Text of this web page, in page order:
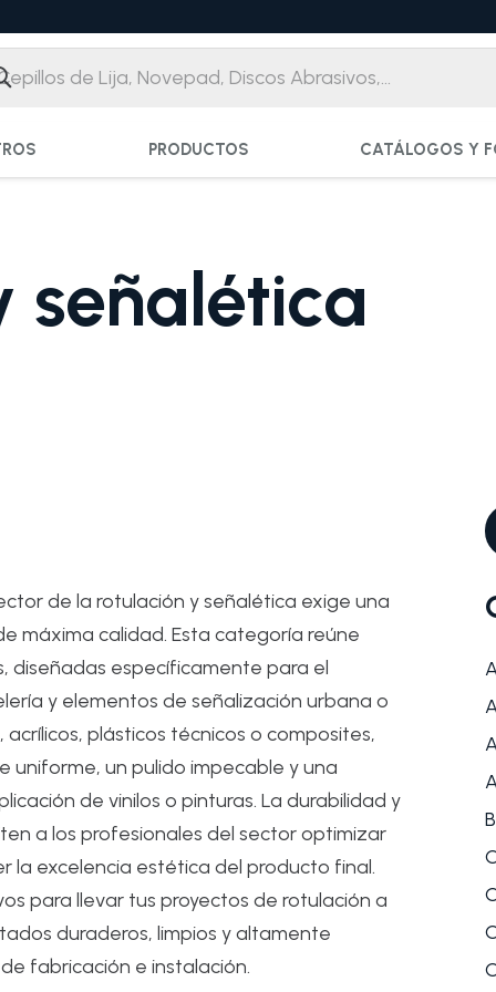
PRODUCTOS CATÁLOGOS Y
señalética
de la rotulación y señalética exige una
máxima calidad. Esta categoría reúne
diseñadas específicamente para el
y elementos de señalización urbana o
plásticos técnicos o composites,
un pulido impecable y una
de vinilos o pinturas. La durabilidad y
a los profesionales del sector optimizar
la excelencia estética del producto final.
para llevar tus proyectos de rotulación a
duraderos, limpios y altamente
fabricación e instalación.